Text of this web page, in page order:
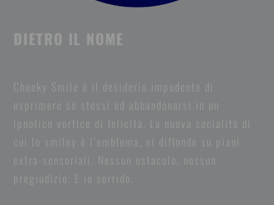
DIETRO IL NOME
Cheeky Smile è il desiderio impudente di
esprimere se stessi ed abbandonarsi in un
ipnotico vortice di felicità. La nuova socialità di
cui lo smiley è l’emblema, si diffonde su piani
extra-sensoriali. Nessun ostacolo, nessun
pregiudizio. E io sorrido.